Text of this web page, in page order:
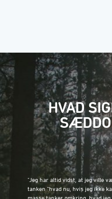
HVAD
󠀰"Jeg har altid vidst, at jeg ville
tanken ”hvad nu, hvis jeg ikke
masse tanker omkring, hvad